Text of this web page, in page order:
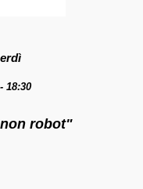
18:30
robot"